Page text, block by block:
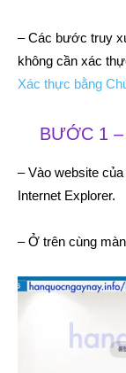
– Các bước truy
không cần xác
Xác thực bằng
BƯỚC 1
– Vào website
Internet Explorer.
– Ở trên cùng